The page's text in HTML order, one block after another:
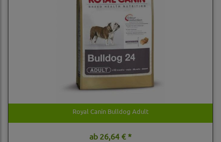
Royal Canin Bulldog Adult
ab26,64 € *